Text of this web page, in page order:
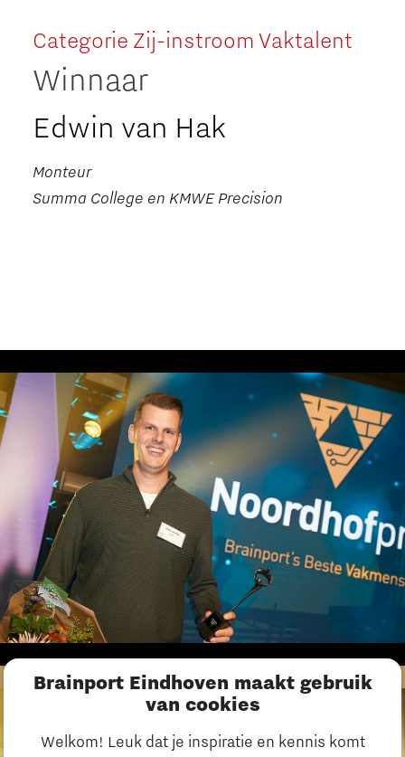
Brainport Eindhoven maakt gebruik
van cookies
Welkom! Leuk dat je inspiratie en kennis komt
Categorie Zij-instroom Vaktalent
Winnaar
Edwin van Hak
Monteur
Summa College en KMWE Precision